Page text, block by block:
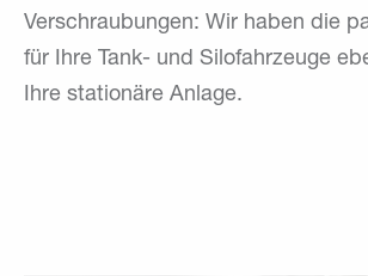
Verschraubungen: Wir haben die
für Ihre Tank- und Silofahrzeuge
Ihre stationäre Anlage.